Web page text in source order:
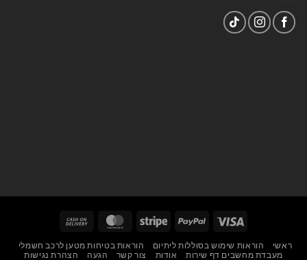
Visa
PayPal
Stripe
MasterCard
Delivery
ראשי הוראות שימוש בסוללות ליתיום
הוראות בטיחות מטען לרכב חשמלי
מעבדת מחשבים דף שירות
אודות צור קשר הגעה
הצהרת נגישות